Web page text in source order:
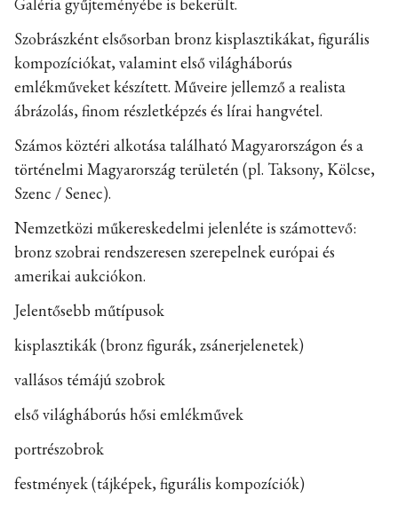
Szobrászként elsősorban bronz kisplasztikákat, figurális
kompozíciókat, valamint első világháborús
emlékműveket készített. Műveire jellemző a realista
ábrázolás, finom részletképzés és lírai hangvétel.
Számos köztéri alkotása található Magyarországon és a
történelmi Magyarország területén (pl. Taksony, Kölcse,
Szenc / Senec).
Nemzetközi műkereskedelmi jelenléte is számottevő:
bronz szobrai rendszeresen szerepelnek európai és
amerikai aukciókon.
Jelentősebb műtípusok
kisplasztikák (bronz figurák, zsánerjelenetek)
vallásos témájú szobrok
első világháborús hősi emlékművek
portrészobrok
festmények (tájképek, figurális kompozíciók)